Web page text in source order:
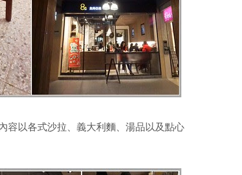
容以各式沙拉、義大利麵、湯品以及點心